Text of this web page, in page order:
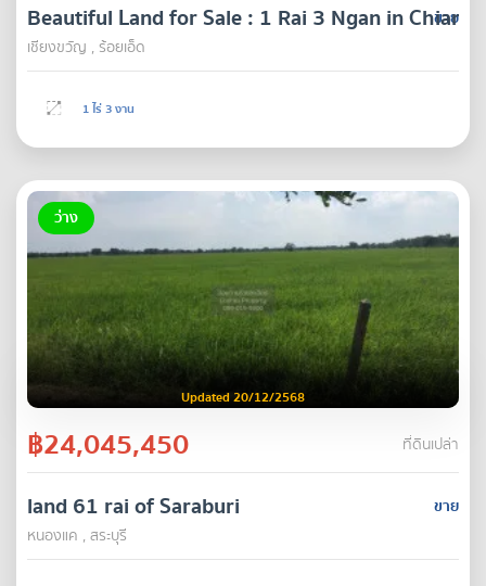
ขาย
Beautiful Land for Sale : 1 Rai 3 Ngan in Chiang
เชียงขวัญ , ร้อยเอ็ด
1 ไร่ 3 งาน
ว่าง
Updated 20/12/2568
฿24,045,450 ที่ดินเปล่า
ขาย
land 61 rai of Saraburi
หนองแค , สระบุรี